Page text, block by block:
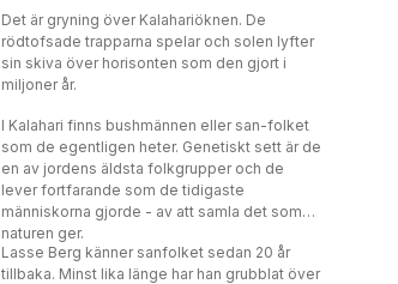
Det är gryning över Kalahariöknen. De
rödtofsade trapparna spelar och solen lyfter
sin skiva över horisonten som den gjort i
miljoner år.
I Kalahari finns bushmännen eller san-folket
som de egentligen heter. Genetiskt sett är de
en av jordens äldsta folkgrupper och de
lever fortfarande som de tidigaste
människorna gjorde - av att samla det som
naturen ger.
Lasse Berg känner sanfolket sedan 20 år
tillbaka. Minst lika länge har han grubblat över